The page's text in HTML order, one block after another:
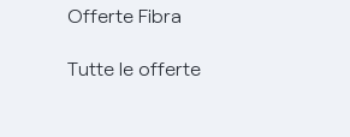
Offerte Fibra
Tutte le offerte